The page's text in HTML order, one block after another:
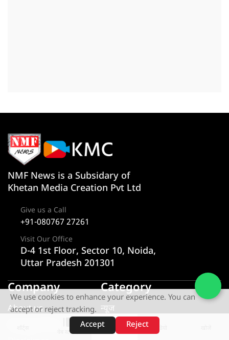
वेब स्टोरीज़
NMF News is a Subsidary of
Khetan Media Creation Pvt Ltd
Give us a Call
+91-080767 27261
Visit Our Office
D-4 1st Floor, Sector 10, Noida,
Uttar Pradesh 201301
Company
About us
Category
न्यूज
राज्य
We use cookies to enhance your experience. You can
accept or reject tracking.
Accept
Reject